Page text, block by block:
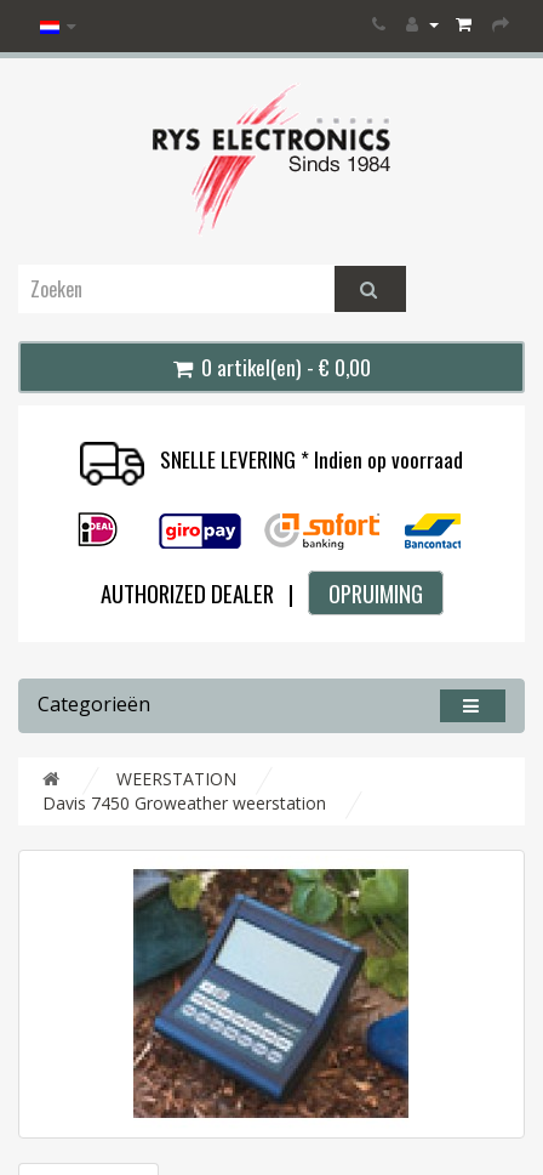
0 artikel(en) - € 0,00
SNELLE LEVERING * Indien op voorraad
AUTHORIZED DEALER | OPRUIMING
Categorieën
WEERSTATION
Davis 7450 Groweather weerstation